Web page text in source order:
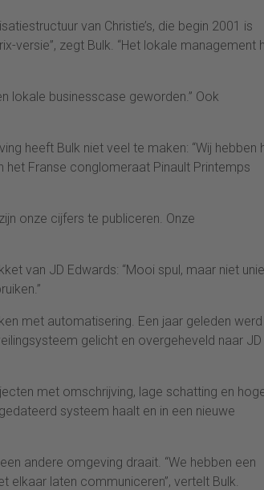
van Christie’s, die begin 2001 is
versie”, zegt Bulk. “Het lokale management
lokale businesscase geworden.” Ook
heeft Bulk niet veel te maken: “Wij hebben
het Franse conglomeraat Pinault Printemps
onze cijfers te publiceren. Onze
van JD Edwards: “Mooi spul, maar niet
met automatisering. Een jaar geleden werd
gelicht en overgeheveld naar JD
met omschrijving, lage schatting en
systeem haalt en in een nieuwe
andere omgeving draait. “We hebben een
laten communiceren”, vertelt Bulk.